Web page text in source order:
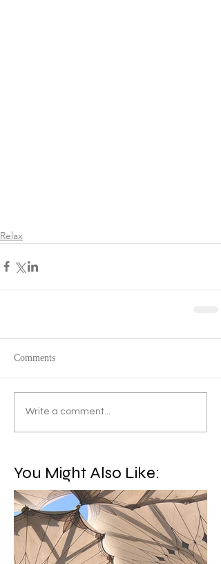
Relax
Comments
Write a comment...
You Might Also Like: